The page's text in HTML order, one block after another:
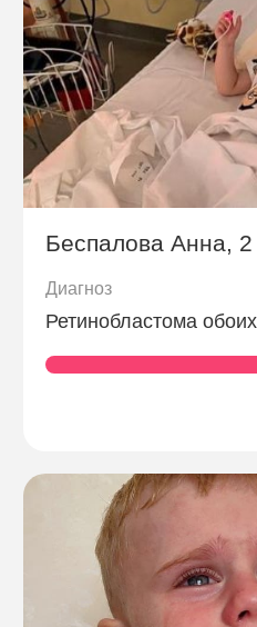
Беспалова Анна, 2
Диагноз
Ретинобластома